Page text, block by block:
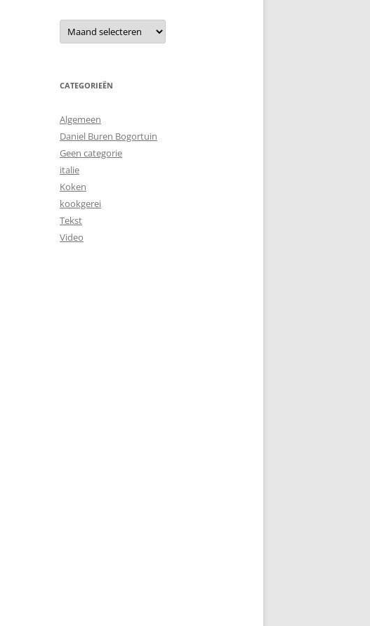
Archieven
CATEGORIEËN
Algemeen
Daniel Buren Bogortuin
Geen categorie
italie
Koken
kookgerei
Tekst
Video